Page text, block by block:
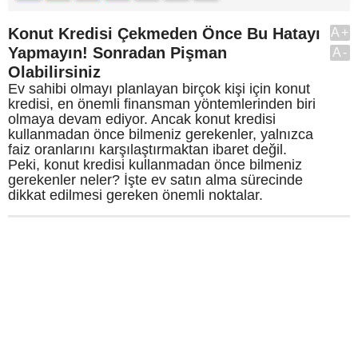
Konut Kredisi Çekmeden Önce Bu Hatayı
Yapmayın! Sonradan Pişman
Olabilirsiniz
Ev sahibi olmayı planlayan birçok kişi için konut
kredisi, en önemli finansman yöntemlerinden biri
olmaya devam ediyor. Ancak konut kredisi
kullanmadan önce bilmeniz gerekenler, yalnızca
faiz oranlarını karşılaştırmaktan ibaret değil.
Peki, konut kredisi kullanmadan önce bilmeniz
gerekenler neler? İşte ev satın alma sürecinde
dikkat edilmesi gereken önemli noktalar.
A+
A-